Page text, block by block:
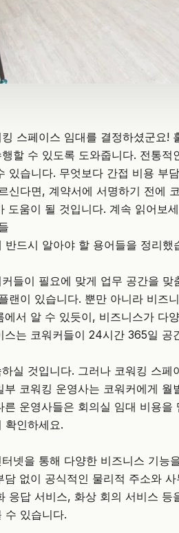
스페이스 임대를 결정하셨군요!
할 수 있도록 도와줍니다. 전통
있습니다. 무엇보다 간접 비용 부
신다면, 계약서에 서명하기 전에
도움이 될 것입니다. 계속 읽어보
드시 알아야 할 용어들을 정리했
들이 필요에 맞게 업무 공간을
랜이 있습니다. 뿐만 아니라 비즈
에서 알 수 있듯이, 비즈니스가 다
스는 코워커들이 24시간 365일 공
실 것입니다. 그러나 코워킹 스페
부 코워킹 운영사는 코워커에게
운영사들은 회의실 임대 비용
확인하세요.
넷을 통해 다양한 비즈니스 기능
없이 공식적인 물리적 주소와
응답 서비스, 화상 회의 서비스 등
수 있습니다.